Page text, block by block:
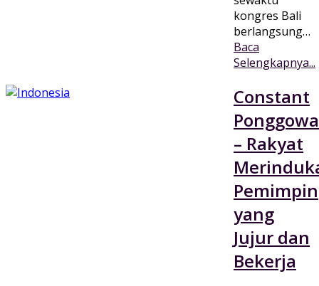
kongres Bali
berlangsung…
Baca
Selengkapnya...
Constant
Ponggowa
– Rakyat
Pemimpin
yang
Jujur dan
Bekerja